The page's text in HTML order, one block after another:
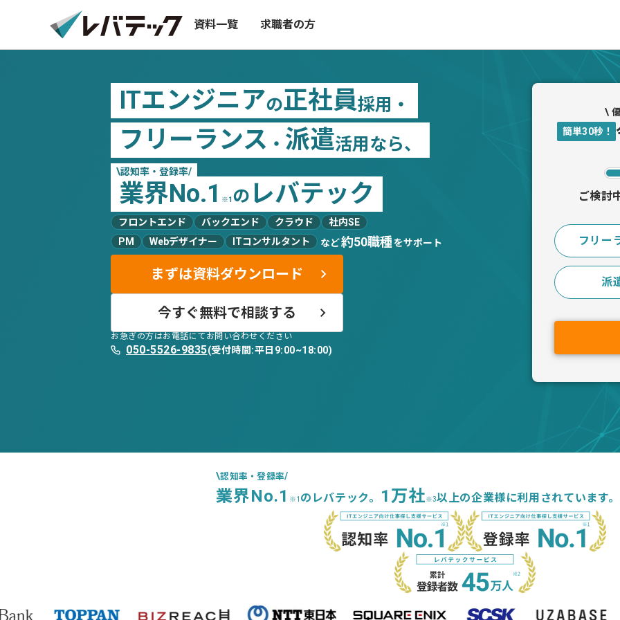
資料一覧 求職者の方
ITエンジニアの正社員採用・
フリーランス ・ 派遣活用なら、
\認知率・登録率/
業界No.1 ※1 の レバテック
フロントエンド バックエンド クラウド
社内SE
PM
Webデザイナー ITコンサルタント など約50職種をサポート
まずは資料ダウンロード
今すぐ無料で相談する
お急ぎの方はお電話にてお問い合わせください
050-5526-9835(受付時間:平日9:00~18:00)
\
簡単30秒！
ご検討
フリー
派
\認知率・登録率/
業界No.1 ※1 のレバテック。 1万社※3以上の企業様に利用されています。